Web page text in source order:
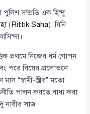
পুলিশ সম্প্রতি এক হিন্দু
(Rittik Saha), যিনি
প্রথমে নিজের ধর্ম গোপন
পরে বিয়ের প্রলোভনে
“স্বামী-স্ত্রীর” মতো
পালন করতে বাধ্য করা
সাজ।